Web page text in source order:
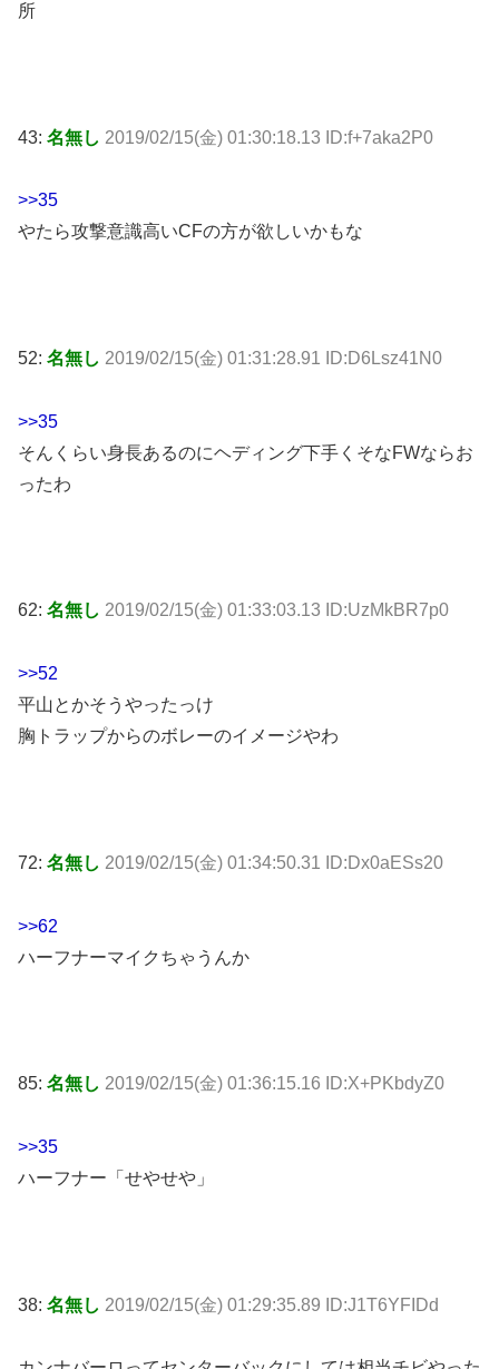
所
43: 名無し 2019/02/15(金) 01:30:18.13 ID:f+7aka2P0
>>35
やたら攻撃意識高いCFの方が欲しいかもな
52: 名無し 2019/02/15(金) 01:31:28.91 ID:D6Lsz41N0
>>35
そんくらい身長あるのにヘディング下手くそなFWならお
ったわ
62: 名無し 2019/02/15(金) 01:33:03.13 ID:UzMkBR7p0
>>52
平山とかそうやったっけ
胸トラップからのボレーのイメージやわ
72: 名無し 2019/02/15(金) 01:34:50.31 ID:Dx0aESs20
>>62
ハーフナーマイクちゃうんか
85: 名無し 2019/02/15(金) 01:36:15.16 ID:X+PKbdyZ0
>>35
ハーフナー「せやせや」
38: 名無し 2019/02/15(金) 01:29:35.89 ID:J1T6YFIDd